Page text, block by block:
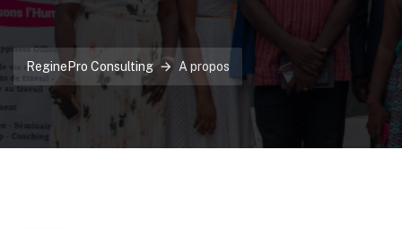
ReginePro Consulting A propos